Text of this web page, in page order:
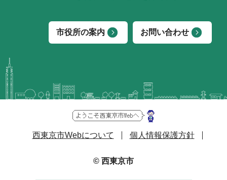
市役所の案内 お問い合わせ
西東京市Webについて 個人情報保護方針
© 西東京市